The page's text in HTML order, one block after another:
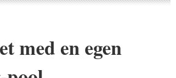
med en egen